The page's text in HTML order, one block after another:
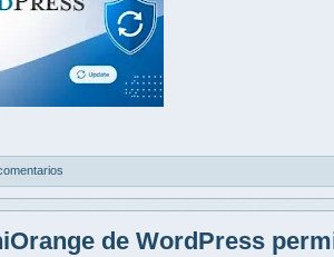
de WordPress